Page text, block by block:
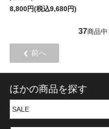
8,800円(税込9,680円)
37商品中
前へ
ほかの商品を探す